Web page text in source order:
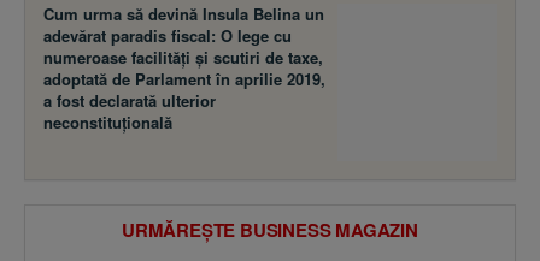
Cum urma să devină Insula Belina un
adevărat paradis fiscal: O lege cu
numeroase facilităţi şi scutiri de taxe,
adoptată de Parlament în aprilie 2019,
a fost declarată ulterior
neconstituţională
URMĂREȘTE BUSINESS MAGAZIN